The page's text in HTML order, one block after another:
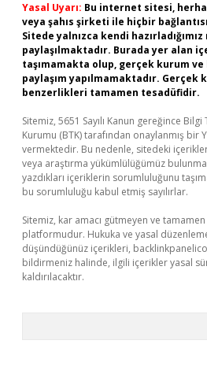
Yasal Uyarı: Bu internet sitesi,
veya şahıs şirketi ile hiçbir
Sitede yalnızca kendi
paylaşılmaktadır. Burada yer alan
taşımamakta olup, gerçek kurum
paylaşım yapılmamaktadır.
benzerlikleri tamamen tesadüfidir.
Sitemiz, 5651 Sayılı Kanun gereğince
Kurumu (BTK) tarafından onaylanmış bir
vermektedir. Bu nedenle, sitedeki
veya araştırma yükümlülüğümüz
yazdıkları içeriklerin sorumluluğunu
bu sorumluluğu kabul etmiş sayılırlar.
Sitemiz, kar amacı gütmeyen ve
platformudur. Hukuka ve yasal
düşündüğünüz içerikleri,
bildirmeniz halinde, ilgili içerikler yasal
kaldırılacaktır.